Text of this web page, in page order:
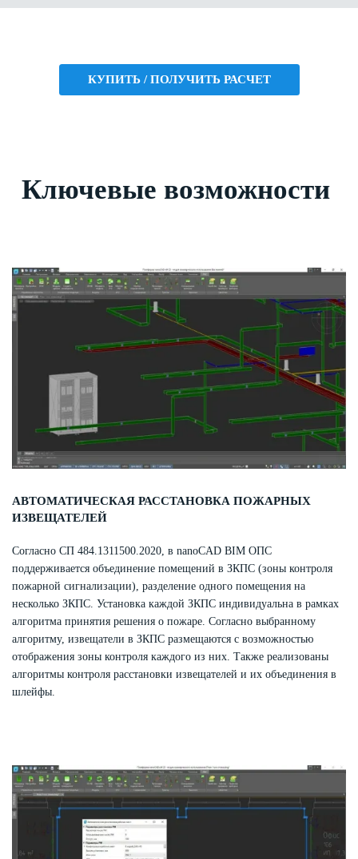
КУПИТЬ / ПОЛУЧИТЬ РАСЧЕТ
Ключевые возможности
АВТОМАТИЧЕСКАЯ РАССТАНОВКА ПОЖАРНЫХ
ИЗВЕЩАТЕЛЕЙ
Согласно СП 484.1311500.2020, в nanoCAD BIM ОПС
поддерживается объединение помещений в ЗКПС (зоны контроля
пожарной сигнализации), разделение одного помещения на
несколько ЗКПС. Установка каждой ЗКПС индивидуальна в рамках
алгоритма принятия решения о пожаре. Согласно выбранному
алгоритму, извещатели в ЗКПС размещаются с возможностью
отображения зоны контроля каждого из них. Также реализованы
алгоритмы контроля расстановки извещателей и их объединения в
шлейфы.